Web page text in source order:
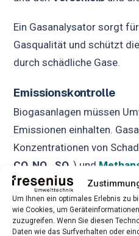
Um Ihnen ein optimales Erlebnis zu
wie Cookies, um
zuzugreifen. Wenn Sie diesen
Daten wie das Surfverhalten oder
Ein Gasanalysator sorgt
Gasqualität und schützt
durch schädliche Gase.
Emissionskontrolle
Biogasanlagen müssen
Emissionen einhalten.
Konzentrationen von
CO NOₓ SO₂) und
von Klimaschäden
Die genaue
Umwelt, sondern auch vor